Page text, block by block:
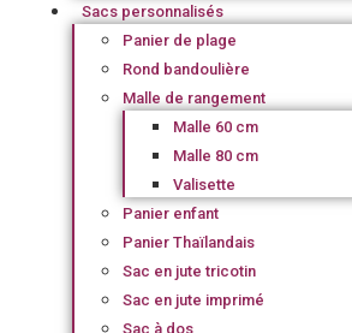
Sacs personnalisés
Panier de plage
Rond bandoulière
Malle de rangement
Malle 60 cm
Malle 80 cm
Valisette
Panier enfant
Panier Thaïlandais
Sac en jute tricotin
Sac en jute imprimé
Sac à dos